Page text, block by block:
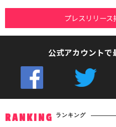
プレスリリース
公式アカウントで
RANKING ランキング